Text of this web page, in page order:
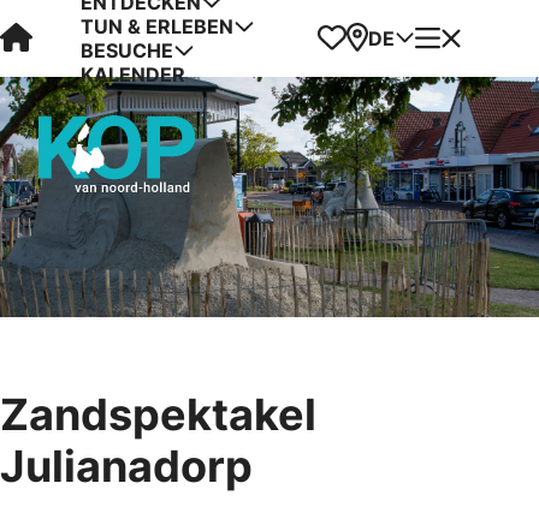
Visit Kop van Holland
TUN & ERLEBEN
BESUCHE
KALENDER
Favoriten
Karte
DE Menü
Zandspektakel
Julianadorp